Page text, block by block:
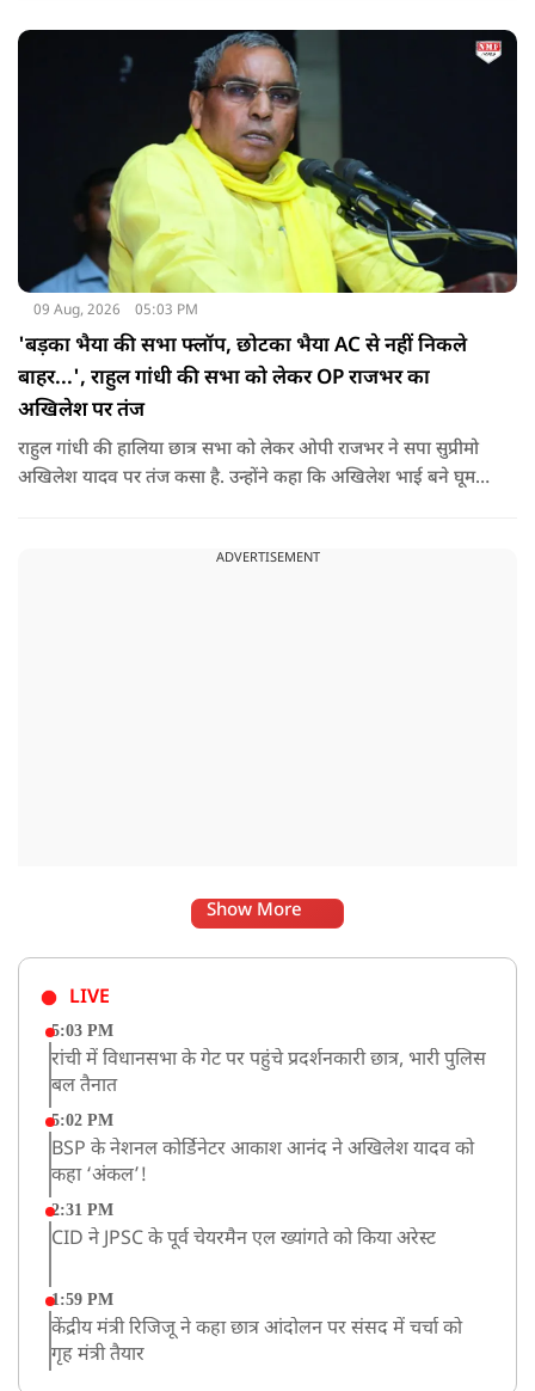
09 Aug, 2026 05:03 PM
'बड़का भैया की सभा फ्लॉप, छोटका भैया AC से नहीं निकले
बाहर...', राहुल गांधी की सभा को लेकर OP राजभर का
अखिलेश पर तंज
राहुल गांधी की हालिया छात्र सभा को लेकर ओपी राजभर ने सपा सुप्रीमो
अखिलेश यादव पर तंज कसा है. उन्होंने कहा कि अखिलेश भाई बने घूम
ADVERTISEMENT
Show More
LIVE
5:03 PM
रांची में विधानसभा के गेट पर पहुंचे प्रदर्शनकारी छात्र, भारी पुलिस
बल तैनात
5:02 PM
BSP के नेशनल कोर्डिनेटर आकाश आनंद ने अखिलेश यादव को
कहा ‘अंकल’!
2:31 PM
CID ने JPSC के पूर्व चेयरमैन एल ख्यांगते को किया अरेस्ट
1:59 PM
केंद्रीय मंत्री रिजिजू ने कहा छात्र आंदोलन पर संसद में चर्चा को
गृह मंत्री तैयार